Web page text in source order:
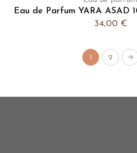
Eau de Parfum YARA ASAD
34,00 €
1 2 →